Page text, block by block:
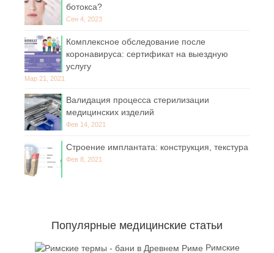
ботокса?
Сен 4, 2023
Комплексное обследование после
коронавируса: сертификат на выездную
услугу
Мар 21, 2021
Валидация процесса стерилизации
медицинских изделий
Фев 14, 2021
Строение имплантата: конструкция, текстура
Фев 8, 2021
Популярные медицинские статьи
Римские